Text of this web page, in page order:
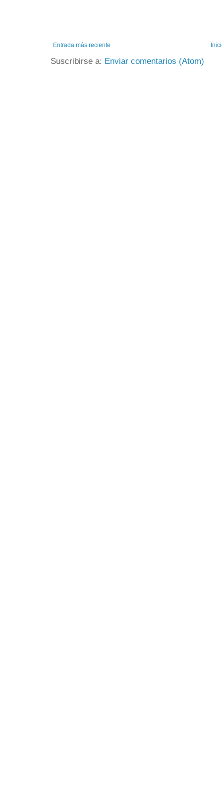
Entrada más reciente
Suscribirse a: Enviar comentarios (Atom)